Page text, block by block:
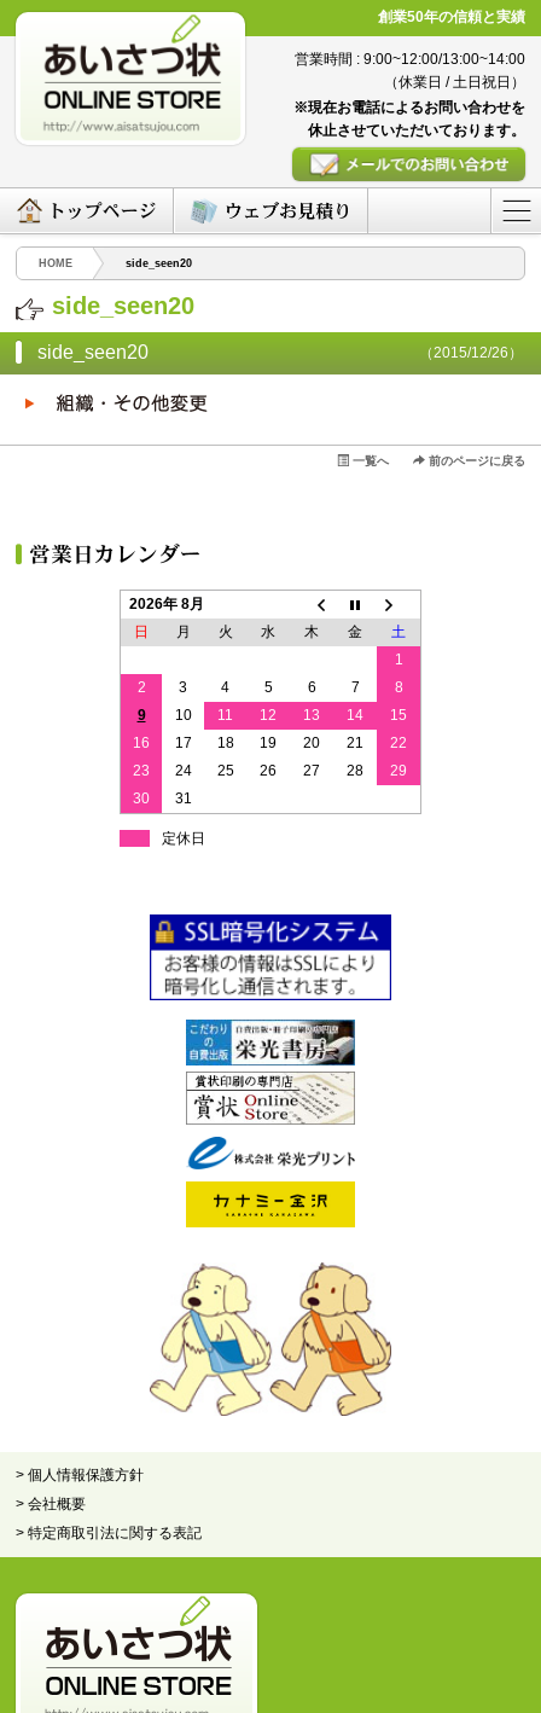
創業50年の信頼と実績
営業時間 : 9:00~12:00/13:00~14:00
（休業日 / 土日祝日）
※現在お電話によるお問い合わせを
休止させていただいております。
HOME side_seen20
side_seen20
side_seen20 （2015/12/26）
一覧へ 前のページに戻る
2026年 8月
日
月 火 水 木 金
土
1
2
3 4 5 6 7
8
9
10 11 12 13 14
15
16
17 18 19 20 21
22
23
24 25 26 27 28
29
30
31
定休日
> 個人情報保護方針
> 会社概要
> 特定商取引法に関する表記